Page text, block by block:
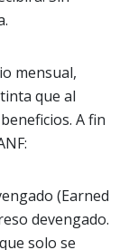
mensual,
que al
A fin
(Earned
devengado.
solo se